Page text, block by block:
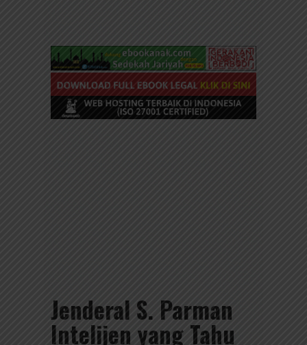
Jenderal S. Parman
Intelijen yang Tahu